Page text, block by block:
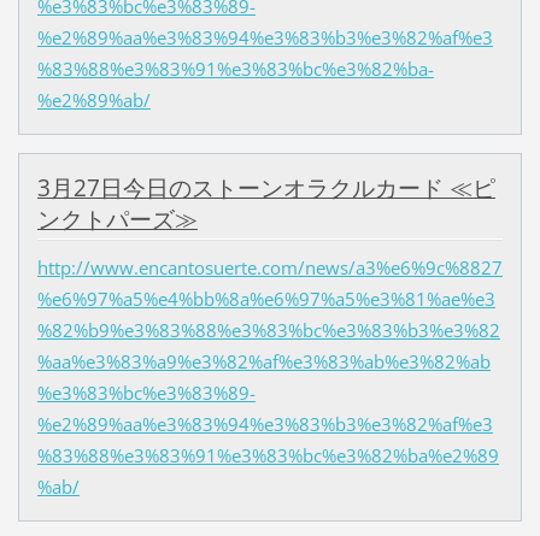
%e3%83%bc%e3%83%89-
%e2%89%aa%e3%83%94%e3%83%b3%e3%82%af%e3
%83%88%e3%83%91%e3%83%bc%e3%82%ba-
%e2%89%ab/
3月27日今日のストーンオラクルカード ≪ピ
ンクトパーズ≫
http://www.encantosuerte.com/news/a3%e6%9c%8827
%e6%97%a5%e4%bb%8a%e6%97%a5%e3%81%ae%e3
%82%b9%e3%83%88%e3%83%bc%e3%83%b3%e3%82
%aa%e3%83%a9%e3%82%af%e3%83%ab%e3%82%ab
%e3%83%bc%e3%83%89-
%e2%89%aa%e3%83%94%e3%83%b3%e3%82%af%e3
%83%88%e3%83%91%e3%83%bc%e3%82%ba%e2%89
%ab/